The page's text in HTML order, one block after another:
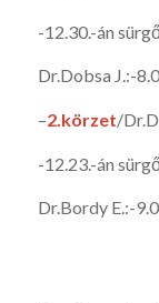
-12.30.-án
Dr.Dobsa J.:-
–2.körzet/
-12.23.-án
Dr.Bordy E.:-